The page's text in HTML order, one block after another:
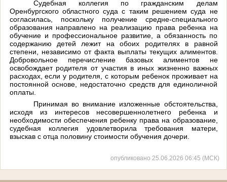
Судебная коллегия по гражданским делам
Оренбургского областного суда с таким решением суда не
согласилась, поскольку получение средне-специального
образования направлено на реализацию права ребенка на
обучение и профессиональное развитие, а обязанность по
содержанию детей лежит на обоих родителях в равной
степени, независимо от факта выплаты текущих алиментов.
Добровольное перечисление базовых алиментов не
освобождает родителя от участия в иных жизненно важных
расходах, если у родителя, с которым ребенок проживает на
постоянной основе, недостаточно средств для единоличной
оплаты.
Принимая во внимание изложенные обстоятельства,
исходя из интересов несовершеннолетнего ребенка и
необходимости обеспечения ребенку права на образование,
судебная коллегия удовлетворила требования матери,
взыскав с отца половину стоимости обучения дочери.
опубликовано 25.06.2026 06:45 (МСК)